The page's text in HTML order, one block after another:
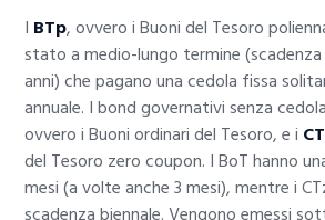
I BTp, ovvero i Buoni del Tesoro
stato a medio-lungo termine (scadenza
anni) che pagano una cedola fissa
annuale. I bond governativi senza
ovvero i Buoni ordinari del Tesoro, e i
del Tesoro zero coupon. I BoT hanno
mesi (a volte anche 3 mesi), mentre i